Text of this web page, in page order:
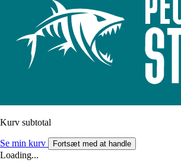
Kurv subtotal
Se min kurv Fortsæt med at handle
Loading...